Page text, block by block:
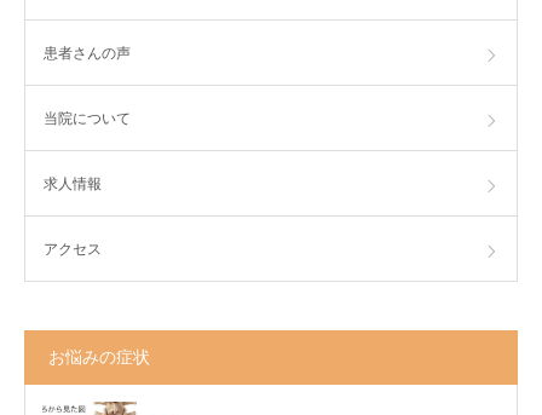
患者さんの声
当院について
求人情報
アクセス
お悩みの症状